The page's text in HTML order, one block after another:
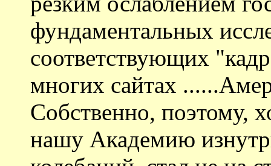
фундаментальных
соответствующих
многих сайтах
Собственно, поэтому,
нашу Академию